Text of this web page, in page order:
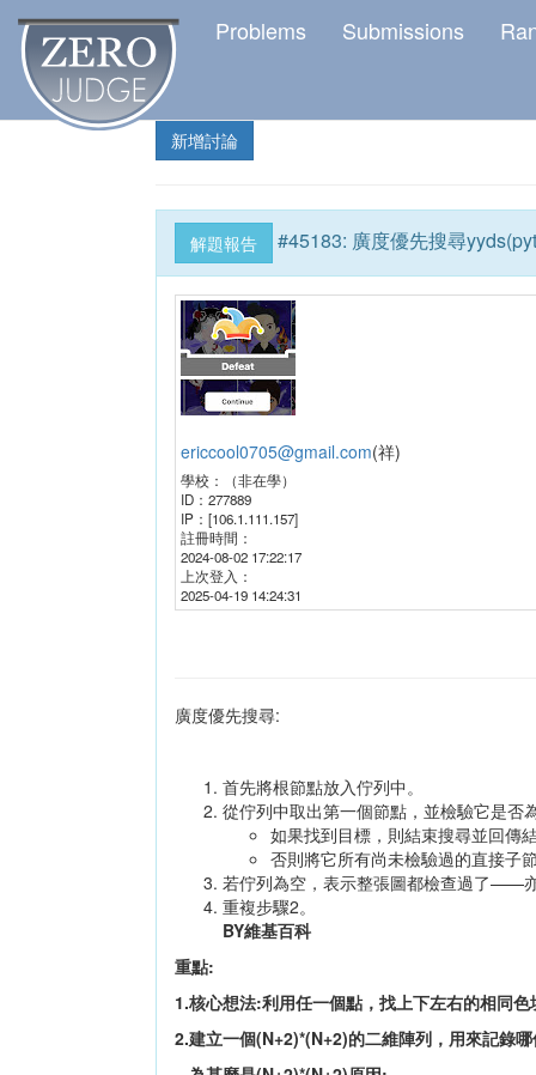
Problems Submissions
新增討論
解題報告 #45183: 廣度優先搜尋
ericcool0705@gmail.com(祥)
學校：
（非在學）
ID： 277889
IP： [106.1.111.157]
註冊時間：
2024-08-02 17:22:17
上次登入：
2025-04-19 14:24:31
廣度優先搜尋:
首先將根節點放入佇列中。
從佇列中取出第一個節點，並檢驗它是否
如果找到目標，則結束搜尋並回傳
否則將它所有尚未檢驗過的直接子
若佇列為空，表示整張圖都檢查過了——
重複步驟2。
BY維基百科
重點:
1.核心想法:利用任一個點，找上下左右的相同
2.建立一個(N+2)*(N+2)的二維陣列，用來記錄